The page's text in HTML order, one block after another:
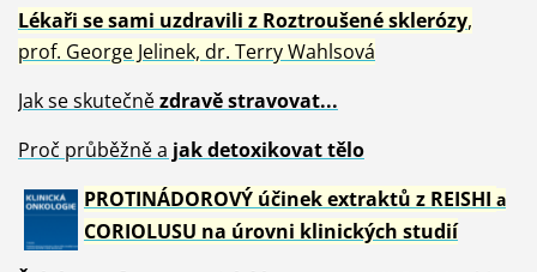
Lékaři se sami uzdravili z Roztroušené sklerózy,
prof. George Jelinek, dr. Terry Wahlsová
Jak se skutečnězdravěstravovat...
Proč průběžně a jak detoxikovat tělo
PROTINÁDOROVÝ účinek extraktů z REISHI a
CORIOLUSU na úrovni klinických studií